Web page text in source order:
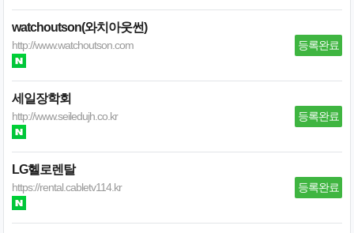
watchoutson(와치아웃썬)
http://www.watchoutson.com 등록완료
세일장학회
http://www.seiledujh.co.kr 등록완료
LG헬로렌탈
https://rental.cabletv114.kr 등록완료